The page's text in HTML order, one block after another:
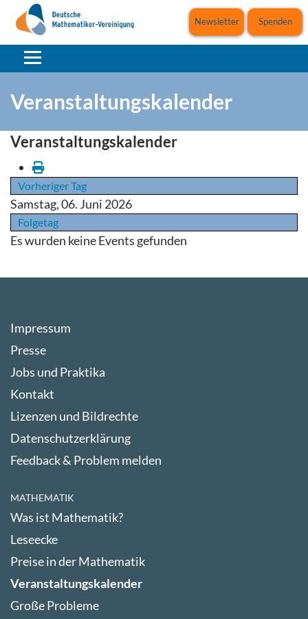
Spenden
Newsletter
Veranstaltungskalender
Veranstaltungskalender
Vorheriger Tag
Samstag, 06. Juni 2026
Folgetag
Es wurden keine Events gefunden
Impressum
Presse
Jobs und Praktika
Kontakt
Lizenzen und Bildrechte
Datenschutzerklärung
Feedback & Problem melden
MATHEMATIK
Was ist Mathematik?
Leseecke
Preise in der Mathematik
Veranstaltungskalender
Große Probleme